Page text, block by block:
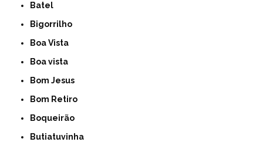
Batel
Bigorrilho
Boa Vista
Boa vista
Bom Jesus
Bom Retiro
Boqueirão
Butiatuvinha